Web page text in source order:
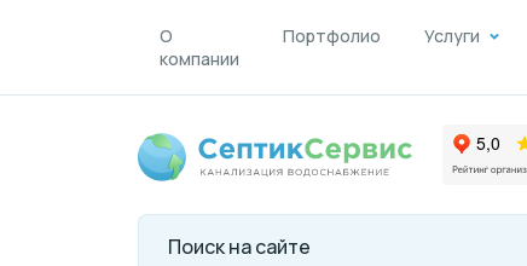
О
компании
Портфолио Услуги